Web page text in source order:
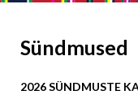
Sündmused
2026 SÜNDMUSTE